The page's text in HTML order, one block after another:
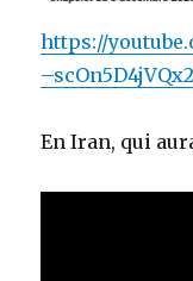
https://
En Iran, qui